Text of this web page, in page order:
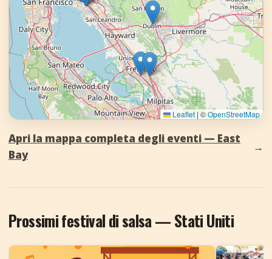
Leaflet | ©OpenStreetMap
Apri la mappa completa degli eventi — East
Bay
→
Prossimi festival di salsa — Stati Uniti